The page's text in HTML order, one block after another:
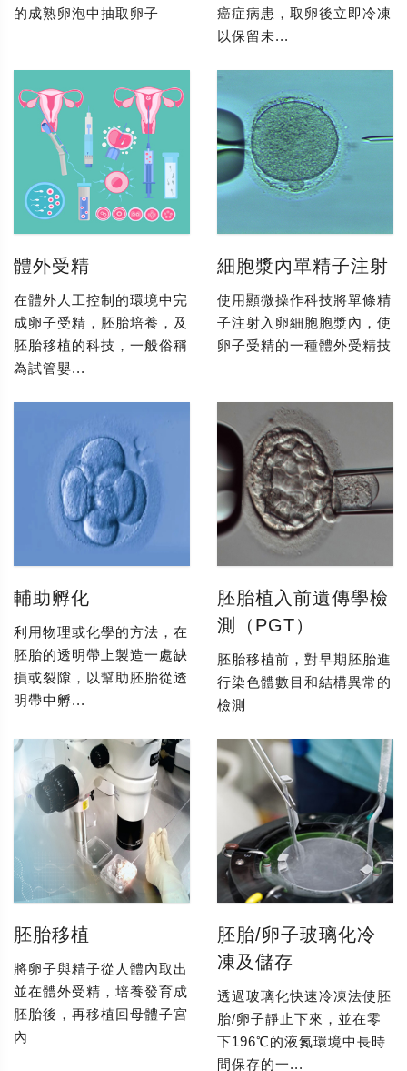
的成熟卵泡中抽取卵子
癌症病患，取卵後立即冷凍
以保留未...
體外受精
在體外人工控制的環境中完
成卵子受精，胚胎培養，及
胚胎移植的科技，一般俗稱
為試管嬰...
細胞漿內單精子注射
使用顯微操作科技將單條精
子注射入卵細胞胞漿內，使
卵子受精的一種體外受精技
輔助孵化
利用物理或化學的方法，在
胚胎的透明帶上製造一處缺
損或裂隙，以幫助胚胎從透
明帶中孵...
胚胎植入前遺傳學檢
測（PGT）
胚胎移植前，對早期胚胎進
行染色體數目和結構異常的
檢測
胚胎移植
將卵子與精子從人體內取出
並在體外受精，培養發育成
胚胎後，再移植回母體子宮
內
胚胎/卵子玻璃化冷
凍及儲存
透過玻璃化快速冷凍法使胚
胎/卵子靜止下來，並在零
下196℃的液氮環境中長時
間保存的一...